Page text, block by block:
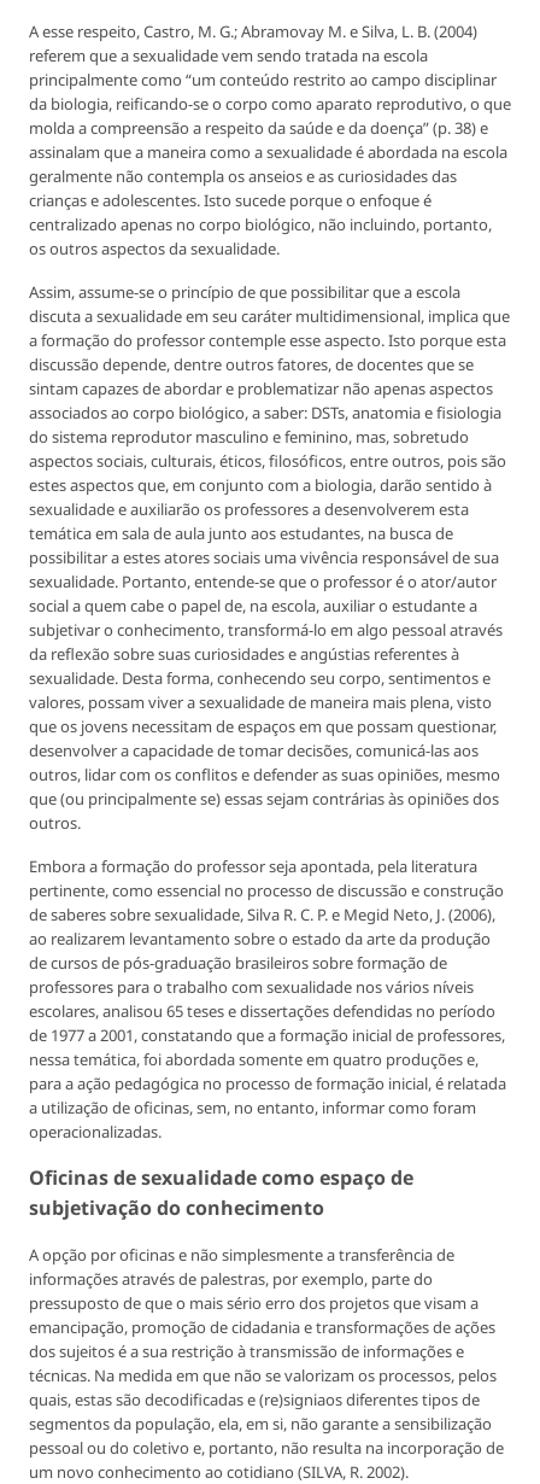
A esse respeito, Castro, M. G.; Abramovay M. e Silva, L. B. (2004)
referem que a sexualidade vem sendo tratada na escola
principalmente como “um conteúdo restrito ao campo disciplinar
da biologia, reificando-se o corpo como aparato reprodutivo, o que
molda a compreensão a respeito da saúde e da doença” (p. 38) e
assinalam que a maneira como a sexualidade é abordada na escola
geralmente não contempla os anseios e as curiosidades das
crianças e adolescentes. Isto sucede porque o enfoque é
centralizado apenas no corpo biológico, não incluindo, portanto,
os outros aspectos da sexualidade.
Assim, assume-se o princípio de que possibilitar que a escola
discuta a sexualidade em seu caráter multidimensional, implica que
a formação do professor contemple esse aspecto. Isto porque esta
discussão depende, dentre outros fatores, de docentes que se
sintam capazes de abordar e problematizar não apenas aspectos
associados ao corpo biológico, a saber: DSTs, anatomia e fisiologia
do sistema reprodutor masculino e feminino, mas, sobretudo
aspectos sociais, culturais, éticos, filosóficos, entre outros, pois são
estes aspectos que, em conjunto com a biologia, darão sentido à
sexualidade e auxiliarão os professores a desenvolverem esta
temática em sala de aula junto aos estudantes, na busca de
possibilitar a estes atores sociais uma vivência responsável de sua
sexualidade. Portanto, entende-se que o professor é o ator/autor
social a quem cabe o papel de, na escola, auxiliar o estudante a
subjetivar o conhecimento, transformá-lo em algo pessoal através
da reflexão sobre suas curiosidades e angústias referentes à
sexualidade. Desta forma, conhecendo seu corpo, sentimentos e
valores, possam viver a sexualidade de maneira mais plena, visto
que os jovens necessitam de espaços em que possam questionar,
desenvolver a capacidade de tomar decisões, comunicá-las aos
outros, lidar com os conflitos e defender as suas opiniões, mesmo
que (ou principalmente se) essas sejam contrárias às opiniões dos
outros.
Embora a formação do professor seja apontada, pela literatura
pertinente, como essencial no processo de discussão e construção
de saberes sobre sexualidade, Silva R. C. P. e Megid Neto, J. (2006),
ao realizarem levantamento sobre o estado da arte da produção
de cursos de pós-graduação brasileiros sobre formação de
professores para o trabalho com sexualidade nos vários níveis
escolares, analisou 65 teses e dissertações defendidas no período
de 1977 a 2001, constatando que a formação inicial de professores,
nessa temática, foi abordada somente em quatro produções e,
para a ação pedagógica no processo de formação inicial, é relatada
a utilização de oficinas, sem, no entanto, informar como foram
operacionalizadas.
Oficinas de sexualidade como espaço de
subjetivação do conhecimento
A opção por oficinas e não simplesmente a transferência de
informações através de palestras, por exemplo, parte do
pressuposto de que o mais sério erro dos projetos que visam a
emancipação, promoção de cidadania e transformações de ações
dos sujeitos é a sua restrição à transmissão de informações e
técnicas. Na medida em que não se valorizam os processos, pelos
quais, estas são decodificadas e (re)signiaos diferentes tipos de
segmentos da população, ela, em si, não garante a sensibilização
pessoal ou do coletivo e, portanto, não resulta na incorporação de
um novo conhecimento ao cotidiano (SILVA, R. 2002).